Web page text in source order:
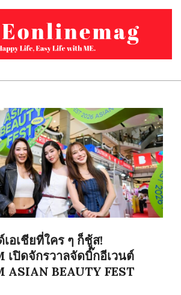
อเชียที่ใคร ๆ ก็ชู้ส!
เปิดจักรวาลจัดบิ๊กอีเวนต์
ASIAN BEAUTY FEST